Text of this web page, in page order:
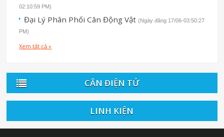
02:10:59 PM)
Đại Lý Phân Phối Cân Động Vật (Ngày đăng 17/06-03:50:27
PM)
Xem tất cả »
CÂN ĐIỆN TỬ
LINH KIỆN